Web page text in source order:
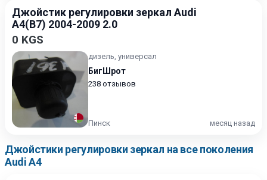
Джойстик регулировки зеркал Audi
A4(B7) 2004-2009 2.0
0 KGS
дизель, универсал
БигШрот
238 отзывов
Пинск месяц назад
Джойстики регулировки зеркал на все поколения
Audi A4